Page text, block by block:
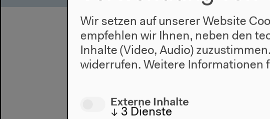
Wir setzen auf unserer Website
empfehlen wir Ihnen, neben den
Inhalte (Video, Audio)
widerrufen. Weitere Informationen
Externe Inhalte
↓ 3 Dienste